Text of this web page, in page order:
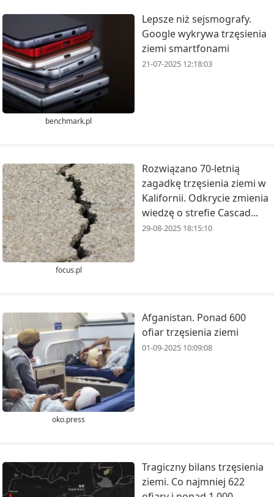
benchmark.pl
Lepsze niż sejsmografy.
Google wykrywa trzęsienia
ziemi smartfonami
21-07-2025 12:18:03
focus.pl
Rozwiązano 70-letnią
zagadkę trzęsienia ziemi w
Kalifornii. Odkrycie zmienia
wiedzę o strefie Cascad...
29-08-2025 18:15:10
oko.press
Afganistan. Ponad 600
ofiar trzęsienia ziemi
01-09-2025 10:09:08
Tragiczny bilans trzęsienia
ziemi. Co najmniej 622